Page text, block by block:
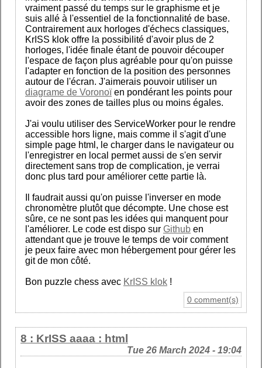
vraiment passé du temps sur le graphisme et je
suis allé à l'essentiel de la fonctionnalité de base.
Contrairement aux horloges d'échecs classiques,
KrISS klok offre la possibilité d'avoir plus de 2
horloges, l'idée finale étant de pouvoir découper
l'espace de façon plus agréable pour qu'on puisse
l'adapter en fonction de la position des personnes
autour de l'écran. J'aimerais pouvoir utiliser un
diagrame de Voronoïen pondérant les points pour
avoir des zones de tailles plus ou moins égales.
J'ai voulu utiliser des ServiceWorker pour le rendre
accessible hors ligne, mais comme il s'agit d'une
simple page html, le charger dans le navigateur ou
l'enregistrer en local permet aussi de s'en servir
directement sans trop de complication, je verrai
donc plus tard pour améliorer cette partie là.
Il faudrait aussi qu'on puisse l'inverser en mode
chronomètre plutôt que décompte. Une chose est
sûre, ce ne sont pas les idées qui manquent pour
l'améliorer. Le code est dispo sur Github en
attendant que je trouve le temps de voir comment
je peux faire avec mon hébergement pour gérer les
git de mon côté.
Bon puzzle chess avec KrISS klok !
0 comment(s)
8 : KrISS aaaa : html
Tue 26 March 2024 - 19:04